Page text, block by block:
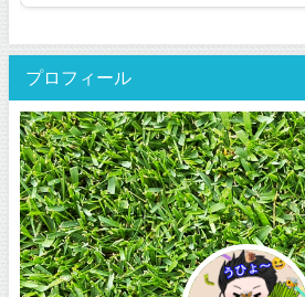
プロフィール